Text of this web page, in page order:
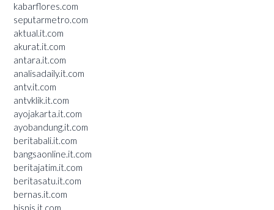
kabarflores.com
seputarmetro.com
aktual.it.com
akurat.it.com
antara.it.com
analisadaily.it.com
antv.it.com
antvklik.it.com
ayojakarta.it.com
ayobandung.it.com
beritabali.it.com
bangsaonline.it.com
beritajatim.it.com
beritasatu.it.com
bernas.it.com
bisnis.it.com